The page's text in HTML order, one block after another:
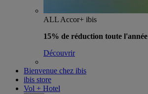
ALL Accor+ ibis
15% de réduction toute l'année
Découvrir
Bienvenue chez ibis
ibis store
Vol + Hotel